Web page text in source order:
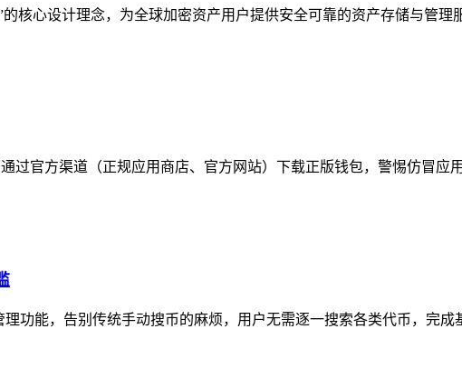
核心设计理念，为全球加密资产用户提供安全可靠的资产存储与管理
过官方渠道（正规应用商店、官方网站）下载正版钱包，警惕仿冒应
功能，告别传统手动搜币的麻烦，用户无需逐一搜索各类代币，完成